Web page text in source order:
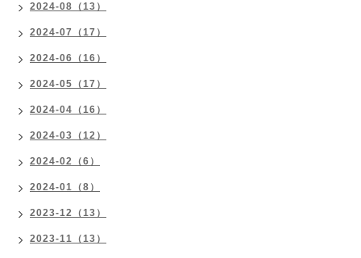
2024-08（13）
2024-07（17）
2024-06（16）
2024-05（17）
2024-04（16）
2024-03（12）
2024-02（6）
2024-01（8）
2023-12（13）
2023-11（13）